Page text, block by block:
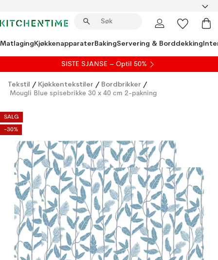
MatlagingKjøkkenapparaterBakingServering & Borddekking
SISTE SJANSE – Optil 50%
Tekstil / Kjøkkentekstiler / Bordbrikker /
Mougli Blue spisebrikke 30 x 40 cm 2-pakning
SALG
-30%